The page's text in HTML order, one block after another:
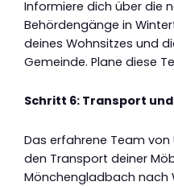
Informiere dich über die
Behördengänge in
deines Wohnsitzes und
Gemeinde. Plane diese
Schritt 6: Transport
Das erfahrene Team
den Transport deiner
Mönchengladbach nach